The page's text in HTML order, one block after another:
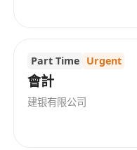
保與營運系統數據一致
•協助整理每月財務
職位要求：
•具備基本會計或簿
Part Time Urgent
會計
建银有限公司